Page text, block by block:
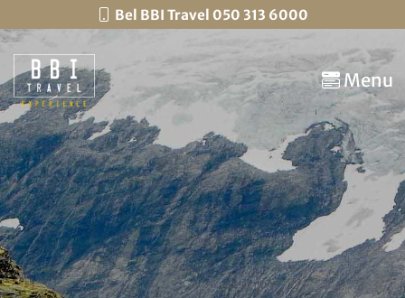
Bel BBI Travel 050 313 6000
Menu